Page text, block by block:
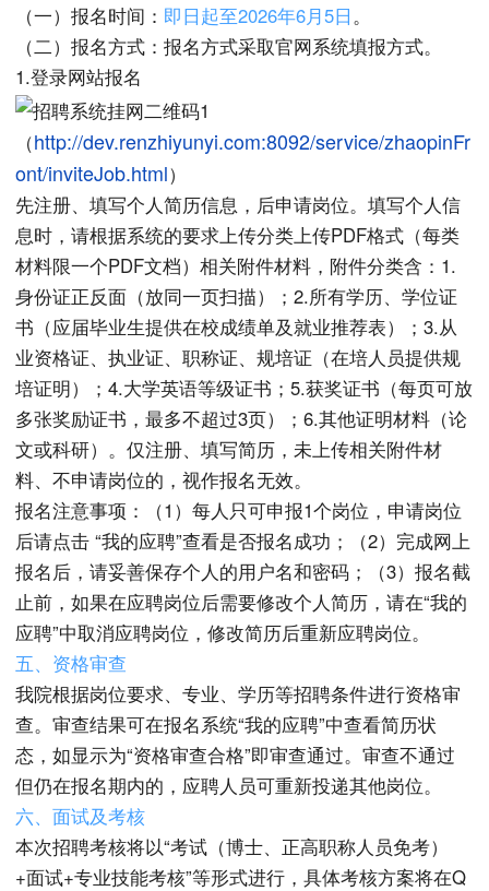
（一）报名时间： 即日起至2026年6月5日。
（二）报名方式：报名方式采取官网系统填报方式。
1.登录网站报名
（http://dev.renzhiyunyi.com:8092/service/zhaopinFr
ont/inviteJob.html）
先注册、填写个人简历信息，后申请岗位。填写个人信
息时，请根据系统的要求上传分类上传PDF格式（每类
材料限一个PDF文档）相关附件材料，附件分类含：1.
身份证正反面（放同一页扫描）；2.所有学历、学位证
书（应届毕业生提供在校成绩单及就业推荐表）；3.从
业资格证、执业证、职称证、规培证（在培人员提供规
培证明）；4.大学英语等级证书；5.获奖证书（每页可放
多张奖励证书，最多不超过3页）；6.其他证明材料（论
文或科研）。仅注册、填写简历，未上传相关附件材
料、不申请岗位的，视作报名无效。
报名注意事项：（1）每人只可申报1个岗位，申请岗位
后请点击 “我的应聘”查看是否报名成功；（2）完成网上
报名后，请妥善保存个人的用户名和密码；（3）报名截
止前，如果在应聘岗位后需要修改个人简历，请在“我的
应聘”中取消应聘岗位，修改简历后重新应聘岗位。
五、资格审查
我院根据岗位要求、专业、学历等招聘条件进行资格审
查。审查结果可在报名系统“我的应聘”中查看简历状
态，如显示为“资格审查合格”即审查通过。审查不通过
但仍在报名期内的，应聘人员可重新投递其他岗位。
六、面试及考核
本次招聘考核将以“考试（博士、正高职称人员免考）
+面试+专业技能考核”等形式进行，具体考核方案将在Q